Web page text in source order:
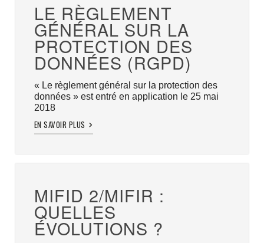
LE RÈGLEMENT
GÉNÉRAL SUR LA
PROTECTION DES
DONNÉES (RGPD)
« Le règlement général sur la protection des
données » est entré en application le 25 mai
2018
EN SAVOIR PLUS
MIFID 2/MIFIR :
QUELLES
ÉVOLUTIONS ?